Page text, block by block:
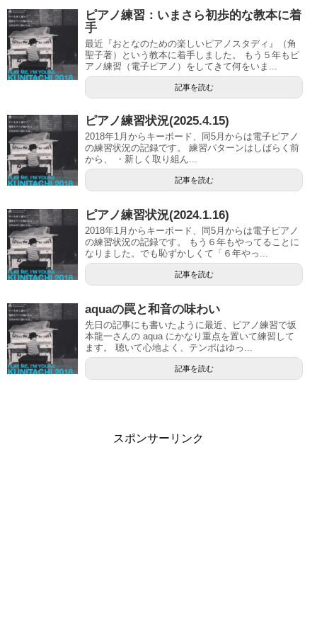
ピアノ練習：いまさら初歩的な教本に着
手
最近『おとなのための楽しいピアノスタディ』（角
聖子著）という教本に着手しました。 もう５年もピ
アノ練習（電子ピアノ）をしてきて何をいま...
記事を読む
ピアノ練習状況(2025.4.15)
2018年1月からキーボード、同5月からは電子ピアノ
の練習状況の記録です。 練習パターンはしばらく前
から、 ・新しく取り組ん...
記事を読む
ピアノ練習状況(2024.1.16)
2018年1月からキーボード、同5月からは電子ピアノ
の練習状況の記録です。 もう６年もやってることに
なりました。でも恥ずかしくて「６年やっ...
記事を読む
aquaの罠と和音の味わい
先日の記事にも書いたように最近、ピアノ練習で坂
本龍一さんの aqua にかなり重点を置いて練習して
ます。 聴いて心地よく、テンポはゆっ...
記事を読む
スポンサーリンク